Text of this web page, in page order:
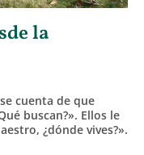
la
cuenta de que
buscan?». Ellos le
¿dónde vives?».